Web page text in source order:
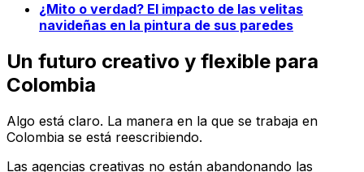
¿Mito o verdad? El impacto de las velitas
navideñas en la pintura de sus paredes
Un futuro creativo y flexible para
Colombia
Algo está claro. La manera en la que se trabaja en
Colombia se está reescribiendo.
Las agencias creativas no están abandonando las